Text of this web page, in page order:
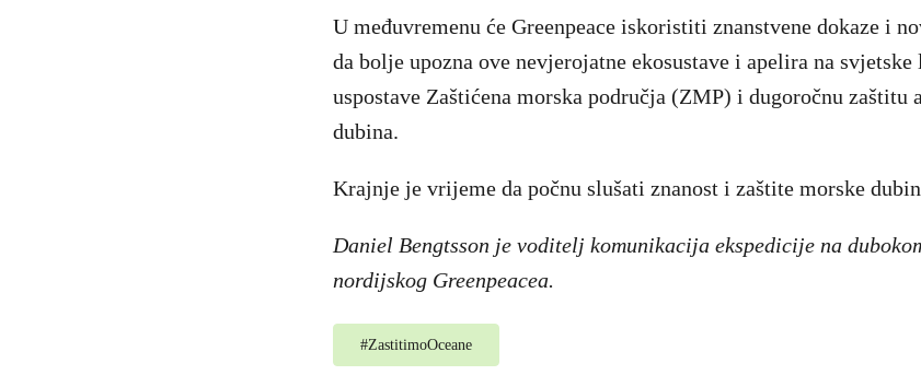
U međuvremenu će Greenpeace iskoristiti znanstvene dokaze i
da bolje upozna ove nevjerojatne ekosustave i apelira na
uspostave Zaštićena morska područja (ZMP) i dugoročnu
dubina.
Krajnje je vrijeme da počnu slušati znanost i zaštite morske
Daniel Bengtsson je voditelj komunikacija ekspedicije na
nordijskog Greenpeacea.
#ZastitimoOceane